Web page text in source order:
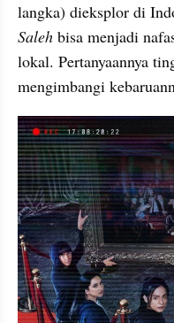
langka) dieksplor di
Saleh bisa menjadi
lokal. Pertanyaannya
mengimbangi